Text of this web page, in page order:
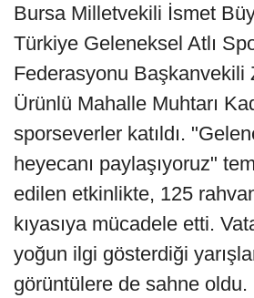
Bursa Milletvekili İsmet
Türkiye Geleneksel Atlı
Federasyonu Başkanvekili
Ürünlü Mahalle Muhtarı
sporseverler katıldı.
heyecanı paylaşıyoruz"
edilen etkinlikte, 125
kıyasıya mücadele etti.
yoğun ilgi gösterdiği
görüntülere de sahne oldu.